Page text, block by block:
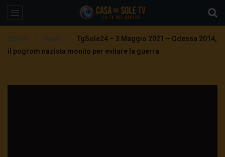
TgSole24 – 3 Maggio 2021 – Odessa 2014,
il pogrom nazista monito per evitare la guerra